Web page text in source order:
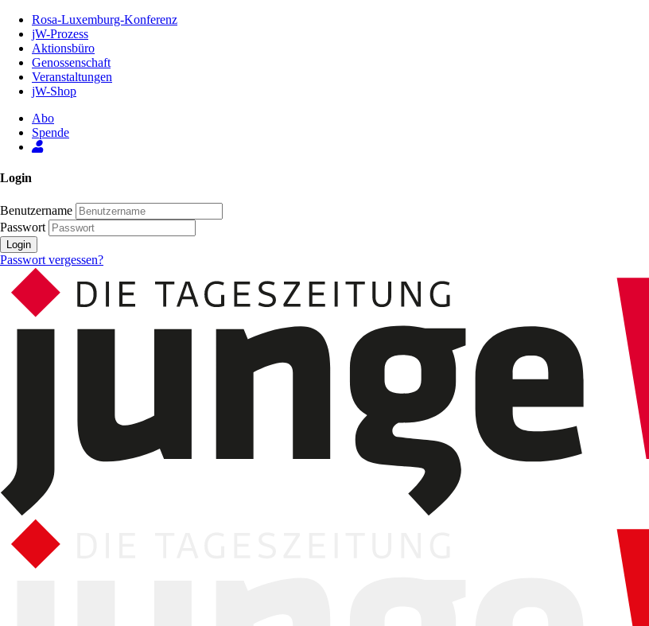
Inhalt
Seite
Rosa-Luxemburg-Konferenz
jW-Prozess
Aktionsbüro
Genossenschaft
Veranstaltungen
jW-Shop
Abo
Spende
Login
Benutzername
Passwort
Login
Passwort vergessen?